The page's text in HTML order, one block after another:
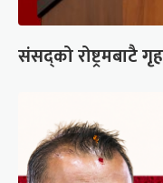
संसद्को रोष्ट्रमबाटै